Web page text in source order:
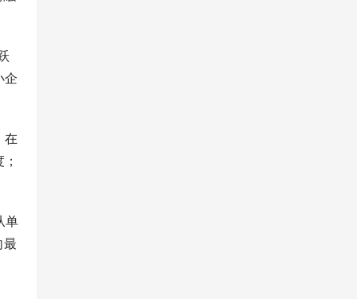
企
在
单
最